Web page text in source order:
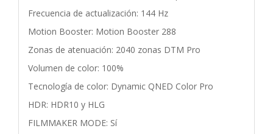
Frecuencia de actualización: 144 Hz
Motion Booster: Motion Booster 288
Zonas de atenuación: 2040 zonas DTM Pro
Volumen de color: 100%
Tecnología de color: Dynamic QNED Color Pro
HDR: HDR10 y HLG
FILMMAKER MODE: Sí